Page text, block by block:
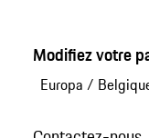
Modifiez votre
Europa /